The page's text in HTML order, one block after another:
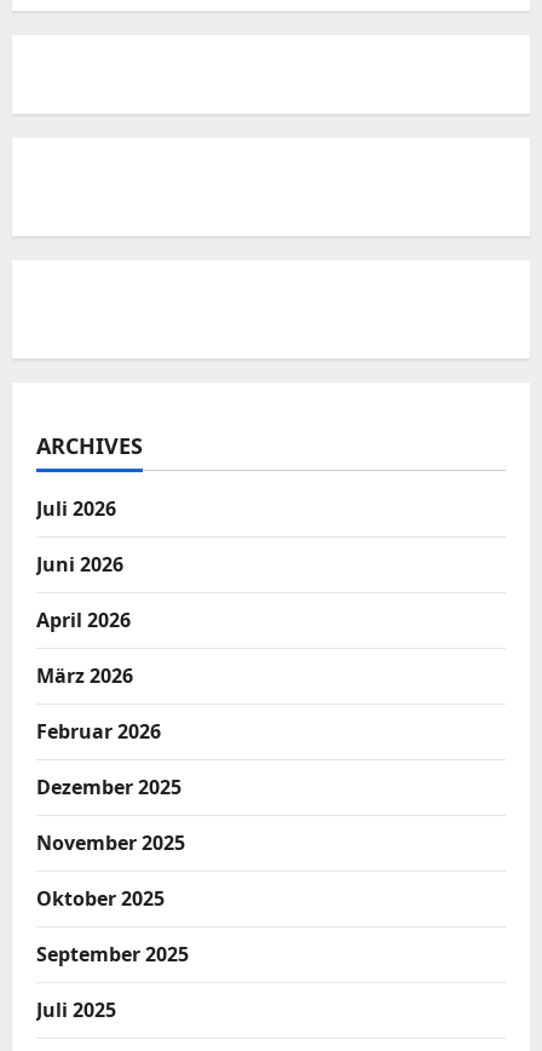
ARCHIVES
Juli 2026
Juni 2026
April 2026
März 2026
Februar 2026
Dezember 2025
November 2025
Oktober 2025
September 2025
Juli 2025